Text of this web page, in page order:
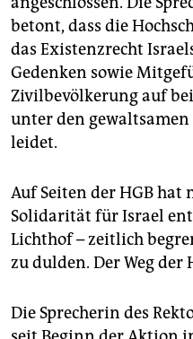
betont, dass die
das Existenzrecht
Gedenken sowie
Zivilbevölkerung auf
unter den
leidet.
Auf Seiten der HGB hat
Solidarität für Israel
Lichthof – zeitlich
zu dulden. Der Weg der
Die Sprecherin des